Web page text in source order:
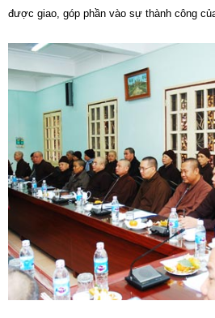
được giao, góp phần vào sự thành công